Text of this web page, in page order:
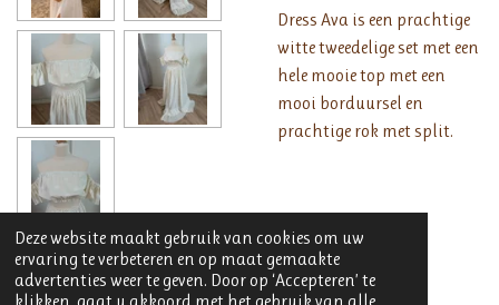
Deze website maakt gebruik van cookies om uw
ervaring te verbeteren en op maat gemaakte
advertenties weer te geven. Door op ‘Accepteren’ te
Dress Ava is een prachtige
witte tweedelige set met een
hele mooie top met een
mooi borduursel en
prachtige rok met split.